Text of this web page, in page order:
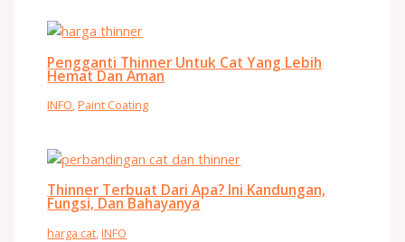
Pengganti Thinner Untuk Cat Yang Lebih
Hemat Dan Aman
INFO,Paint Coating
Thinner Terbuat Dari Apa? Ini Kandungan,
Fungsi, Dan Bahayanya
harga cat,INFO